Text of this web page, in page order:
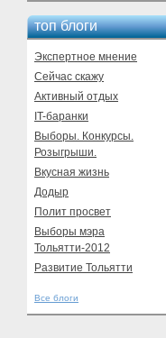
топ блоги
Экспертное мнение
Сейчас скажу
Активный отдых
IT-баранки
Выборы. Конкурсы.
Розыгрыши.
Вкусная жизнь
Додыр
Полит просвет
Выборы мэра
Тольятти-2012
Развитие Тольятти
Все блоги